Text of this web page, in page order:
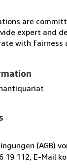
are
expert and
with fairness
(AGB)
19 112, E-Mail